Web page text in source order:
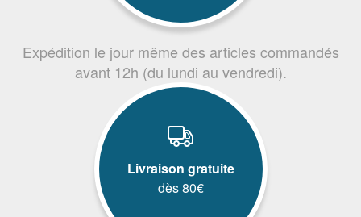
Expédition le jour même des articles commandés
avant 12h (du lundi au vendredi).
Livraison gratuite
dès 80€